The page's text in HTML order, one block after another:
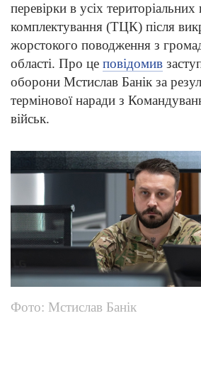
перевірки в усіх територіальних
комплектування (ТЦК) після
жорстокого поводження з
області. Про це повідомив
оборони Мстислав Банік за
термінової наради з
військ.
Фото: Мстислав Банік